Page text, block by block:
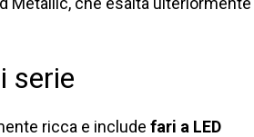
serie
ricca e include fari a LED